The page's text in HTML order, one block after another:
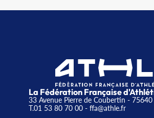
La Fédération Française
33 Avenue Pierre de Coubertin - 75640
T.01 53 80 70 00- ffa@athle.fr